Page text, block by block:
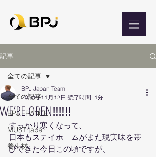
記事
全ての記事
BPJ FRANCE
MUST tape
養生材
全ての記事
WE’RE OPEN‼‼‼
BPJ Japan Team
2020年11月12日 読了時間: 1分
すっかり寒くなって、
日本もステイホームがまた現実味を帯
びてきた今日この頃ですが、